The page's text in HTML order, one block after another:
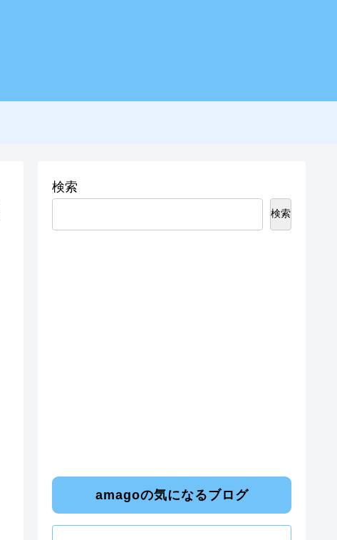
検索
検索
amagoの気になるブログ